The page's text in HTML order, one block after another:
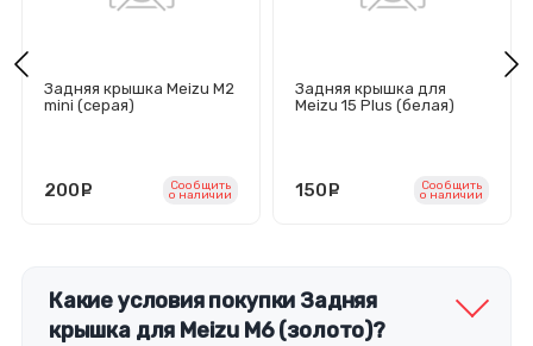
Задняя крышка Meizu M2
mini (серая)
200 руб.Сообщить
o наличии
Задняя крышка для
Meizu 15 Plus (белая)
150 руб.Сообщить
o наличии
Какие условия покупки Задняя
крышка для Meizu M6 (золото)?